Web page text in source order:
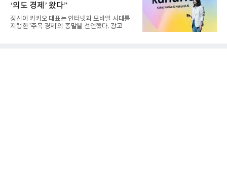
‘의도 경제’ 왔다”
정신아 카카오 대표는 인터넷과 모바일 시대를
지탱한 '주목 경제'의 종말을 선언했다. 광고를